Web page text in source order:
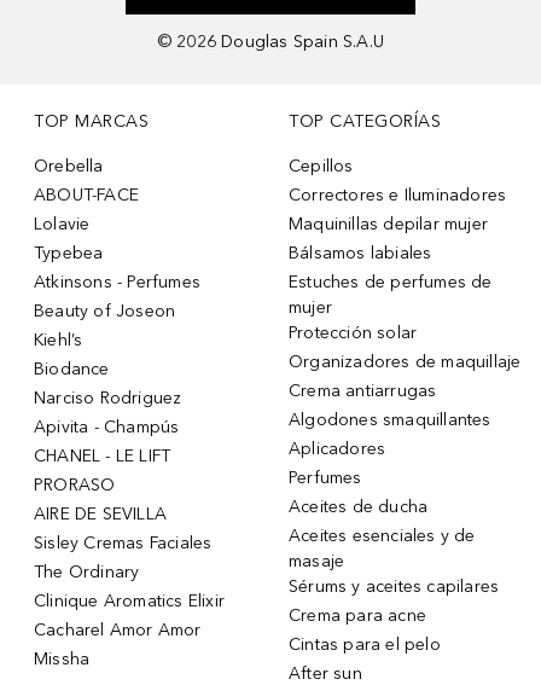
© 2026 Douglas Spain S.A.U
TOP MARCAS
Orebella
ABOUT-FACE
Lolavie
Typebea
Atkinsons - Perfumes
Beauty of Joseon
Kiehl’s
Biodance
Narciso Rodriguez
Apivita - Champús
CHANEL - LE LIFT
PRORASO
AIRE DE SEVILLA
Sisley Cremas Faciales
The Ordinary
Clinique Aromatics Elixir
Cacharel Amor Amor
Missha
TOP CATEGORÍAS
Cepillos
Correctores e Iluminadores
Maquinillas depilar mujer
Bálsamos labiales
Estuches de perfumes de
mujer
Protección solar
Organizadores de maquillaje
Crema antiarrugas
Algodones smaquillantes
Aplicadores
Perfumes
Aceites de ducha
Aceites esenciales y de
masaje
Sérums y aceites capilares
Crema para acne
Cintas para el pelo
After sun